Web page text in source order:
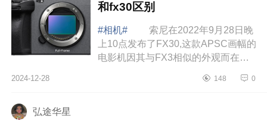
和fx30区别
#相机#
索尼在2022年9月28日晚
上10点发布了FX30,这款APSC画幅的
电影机因其与FX3相似的外观而在网
下索尼FX3可以拍照吗？索尼fx3和
2024-12-28 148 0
弘途华星